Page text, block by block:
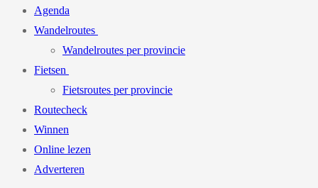
Agenda
Wandelroutes
Wandelroutes per provincie
Fietsen
Fietsroutes per provincie
Routecheck
Winnen
Online lezen
Adverteren